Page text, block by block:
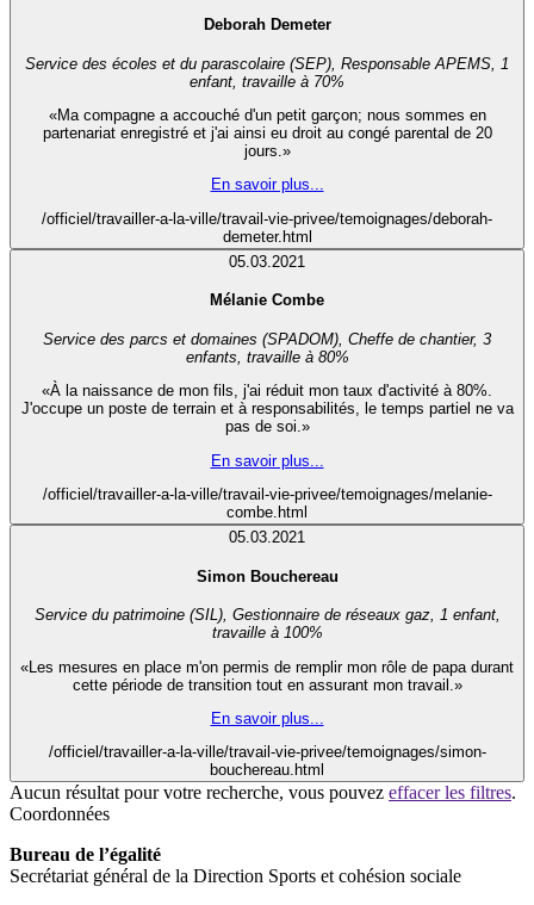
Deborah Demeter
Service des écoles et du parascolaire (SEP), Responsable APEMS, 1
enfant, travaille à 70%
«Ma compagne a accouché d'un petit garçon; nous sommes en
partenariat enregistré et j'ai ainsi eu droit au congé parental de 20
jours.»
En savoir plus...
/officiel/travailler-a-la-ville/travail-vie-privee/temoignages/deborah-
demeter.html
05.03.2021
Mélanie Combe
Service des parcs et domaines (SPADOM), Cheffe de chantier, 3
enfants, travaille à 80%
«À la naissance de mon fils, j'ai réduit mon taux d'activité à 80%.
J'occupe un poste de terrain et à responsabilités, le temps partiel ne va
pas de soi.»
En savoir plus...
/officiel/travailler-a-la-ville/travail-vie-privee/temoignages/melanie-
combe.html
05.03.2021
Simon Bouchereau
Service du patrimoine (SIL), Gestionnaire de réseaux gaz, 1 enfant,
travaille à 100%
«Les mesures en place m'on permis de remplir mon rôle de papa durant
cette période de transition tout en assurant mon travail.»
En savoir plus...
/officiel/travailler-a-la-ville/travail-vie-privee/temoignages/simon-
bouchereau.html
Aucun résultat pour votre recherche, vous pouvez effacer les filtres.
Coordonnées
Bureau de l’égalité
Secrétariat général de la Direction Sports et cohésion sociale